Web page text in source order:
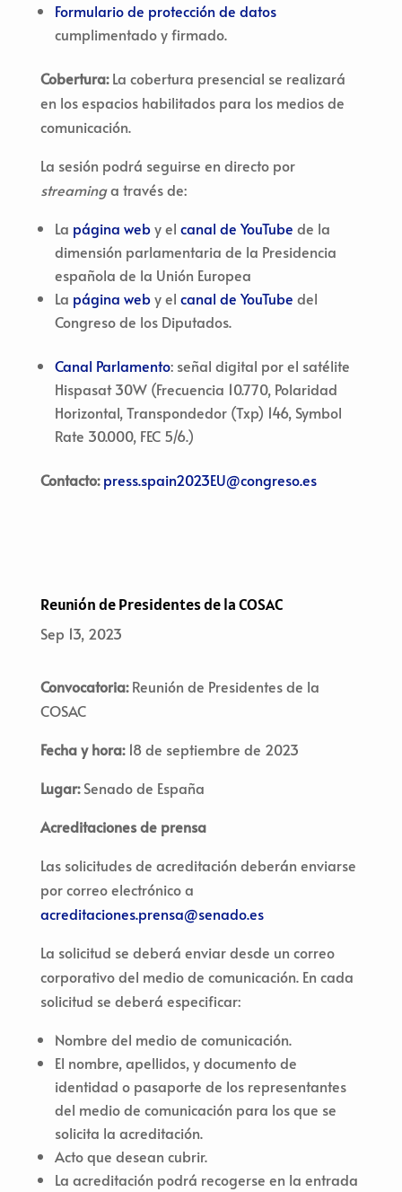
Formulario de protección de datos
cumplimentado y firmado.
Cobertura:La cobertura presencial se realizará
en los espacios habilitados para los medios de
comunicación.
La sesión podrá seguirse en directo por
streaminga través de:
La página weby el canal de YouTube de la
dimensión parlamentaria de la Presidencia
española de la Unión Europea
La página weby el canal de YouTube del
Congreso de los Diputados.
Canal Parlamento: señal digital por el satélite
Hispasat 30W (Frecuencia 10.770, Polaridad
Horizontal, Transpondedor (Txp) 146, Symbol
Rate 30.000, FEC 5/6.)
Contacto:press.spain2023EU@congreso.es
Reunión de Presidentes de la COSAC
Sep 13, 2023
Convocatoria:Reunión de Presidentes de la
COSAC
Fecha y hora: 18 de septiembre de 2023
Lugar:Senado de España
Acreditaciones de prensa
Las solicitudes de acreditación deberán enviarse
por correo electrónico a
acreditaciones.prensa@senado.es
La solicitud se deberá enviar desde un correo
corporativo del medio de comunicación. En cada
solicitud se deberá especificar:
Nombre del medio de comunicación.
El nombre, apellidos, y documento de
identidad o pasaporte de los representantes
del medio de comunicación para los que se
solicita la acreditación.
Acto que desean cubrir.
La acreditación podrá recogerse en la entrada